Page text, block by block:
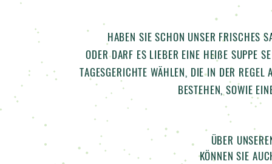
HABEN SIE SCHON UNSER FRISCHES
ODER DARF ES LIEBER EINE HEIßE SUPPE
TAGESGERICHTE WÄHLEN, DIEIN DER REGEL
BESTEHEN,SOWIE
ÜBER
KÖNNEN SIE